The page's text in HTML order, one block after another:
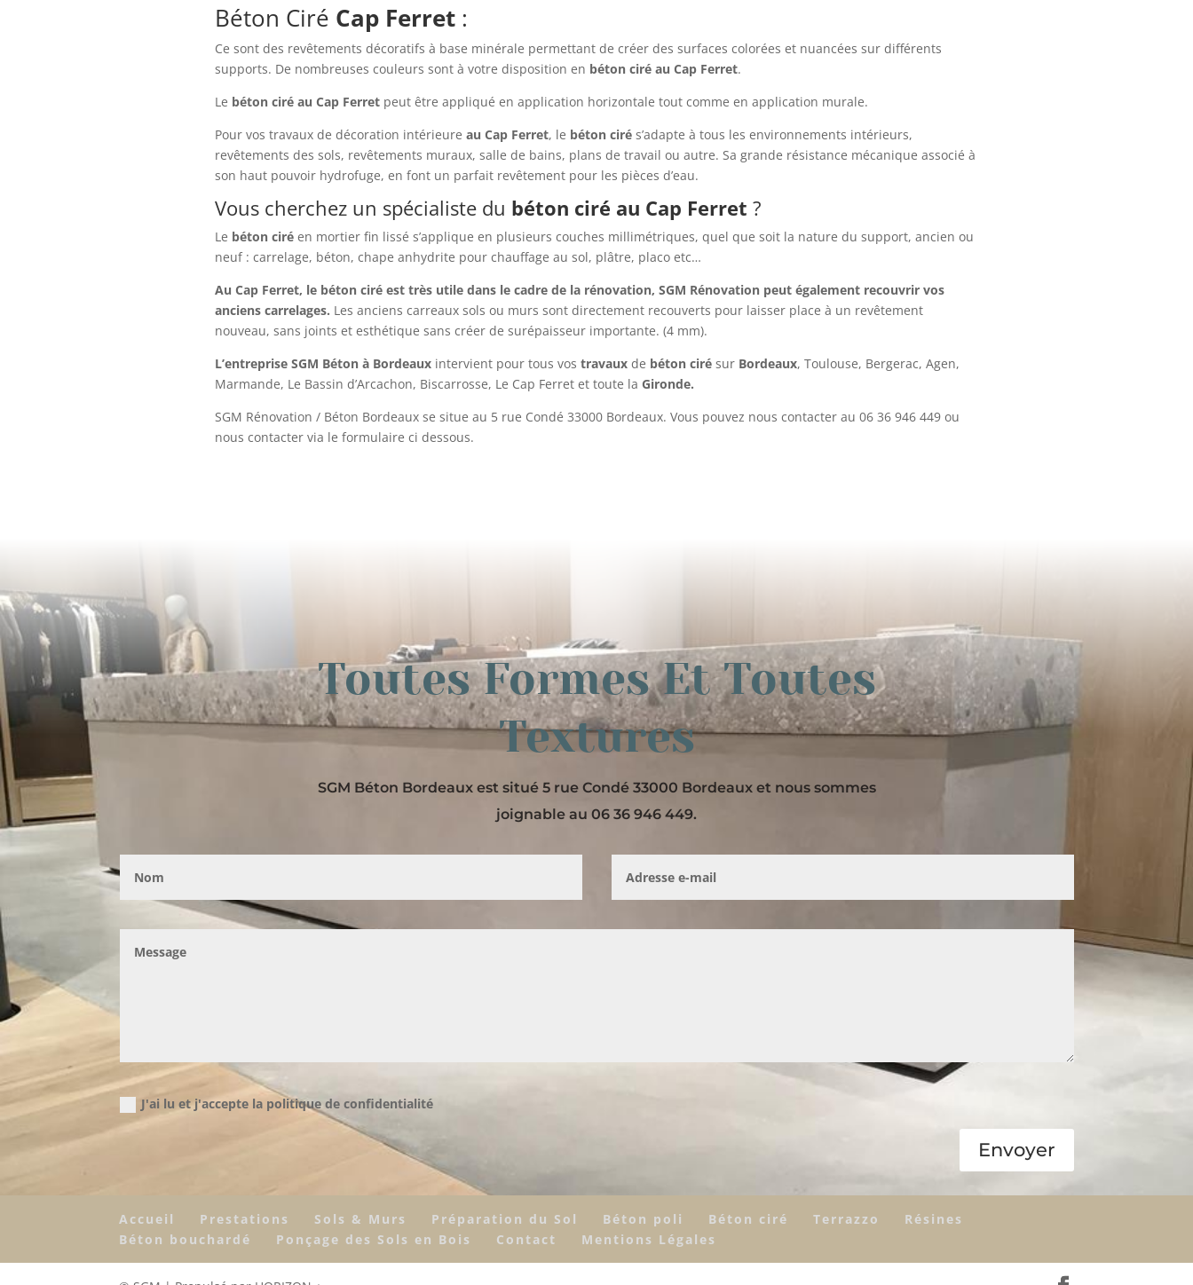
Béton Ciré Cap Ferret:
Ce sont des revêtements décoratifs à base minérale permettant de créer des surfaces colorées et nuancées sur différents
supports. De nombreuses couleurs sont à votre disposition en béton ciré au Cap Ferret.
Le béton ciré au Cap Ferretpeut être appliqué en application horizontale tout comme en application murale.
Pour vos travaux de décoration intérieure au Cap Ferret, le béton cirés’adapte à tous les environnements intérieurs,
revêtements des sols, revêtements muraux, salle de bains, plans de travail ou autre. Sa grande résistance mécanique associé à
son haut pouvoir hydrofuge, en font un parfait revêtement pour les pièces d’eau.
Vous cherchez un spécialiste du béton ciré au Cap Ferret ?
Le béton ciréen mortier fin lissé s’applique en plusieurs couches millimétriques, quel que soit la nature du support, ancien ou
neuf : carrelage, béton, chape anhydrite pour chauffage au sol, plâtre, placo etc…
Au Cap Ferret, le béton ciré est très utile dans le cadre de la rénovation, SGM Rénovation peut également recouvrir vos
anciens carrelages. Les anciens carreaux sols ou murs sont directement recouverts pour laisser place à un revêtement
nouveau, sans joints et esthétique sans créer de surépaisseur importante. (4 mm).
L’entreprise SGM Béton à Bordeauxintervient pour tous vos travauxde béton cirésur Bordeaux, Toulouse, Bergerac, Agen,
Marmande, Le Bassin d’Arcachon, Biscarrosse, Le Cap Ferret et toute la Gironde.
SGM Rénovation / Béton Bordeaux se situe au 5 rue Condé 33000 Bordeaux. Vous pouvez nous contacter au 06 36 946 449ou
nous contacter via le formulaire ci dessous.
Toutes Formes Et Toutes
Textures
SGM Béton Bordeaux est situé 5 rue Condé 33000 Bordeaux et nous sommes
joignable au 06 36 946 449.
J'ai lu et j'accepte la politique de confidentialité
Envoyer
Accueil Prestations Sols & Murs Préparation du Sol Béton poli Béton ciré Terrazzo
Résines
Béton bouchardé
Ponçage des Sols en Bois Contact Mentions Légales